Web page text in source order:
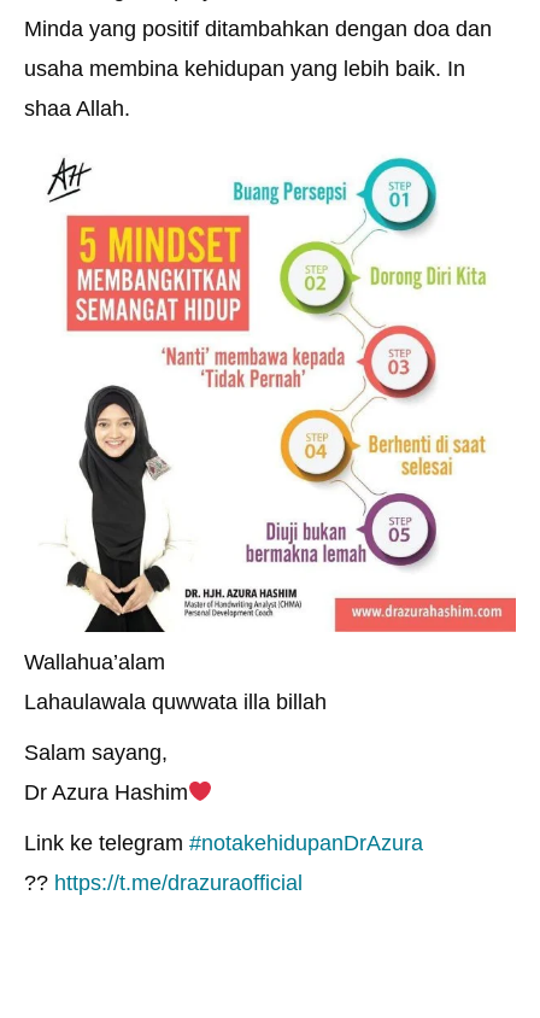
Minda yang positif ditambahkan dengan doa dan
usaha membina kehidupan yang lebih baik. In
shaa Allah.
Wallahua’alam
Lahaulawala quwwata illa billah
Salam sayang,
Dr Azura Hashim
Link ke telegram #notakehidupanDrAzura
?? https://t.me/drazuraofficial